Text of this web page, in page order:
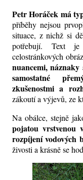
Petr Horáček má
příběhynejsou
situace, z nichž si
potřebují.
Text je
celostránkových
nuancemi,
samostatné
zkušenostmi a
zákoutí a výjevů, ze
Na obálce, stejně
pojatou vrstvenou
rozpíjení vodových
živosti a krásně se